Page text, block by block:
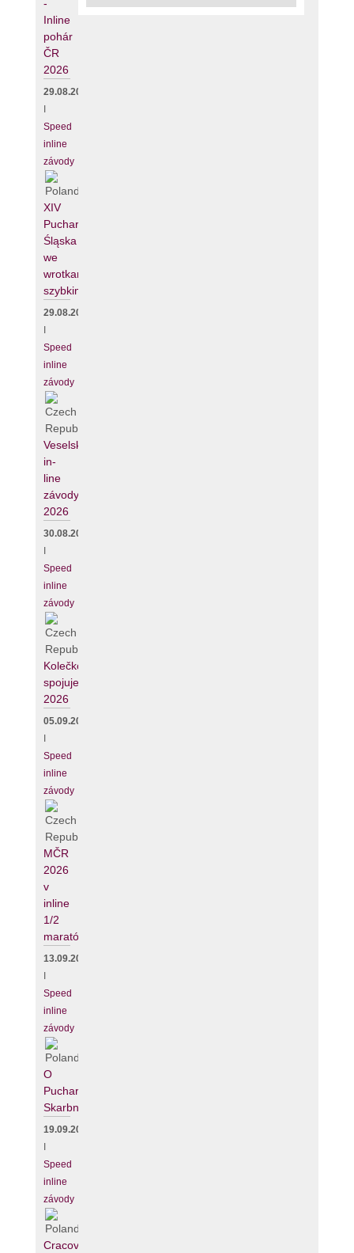
-
Inline
pohár
ČR
2026
29.08.2026
Speed
inline
závody
XIV
Puchar
Śląska
we
wrotkarstwie
szybkim
29.08.2026
Speed
inline
závody
Veselské
in-
line
závody
2026
30.08.2026
Speed
inline
závody
Kolečko
spojuje
2026
05.09.2026
Speed
inline
závody
MČR
2026
v
inline
1/2
maratónu
13.09.2026
Speed
inline
závody
O
Puchar
Skarbnika
19.09.2026
Speed
inline
závody
Cracovia